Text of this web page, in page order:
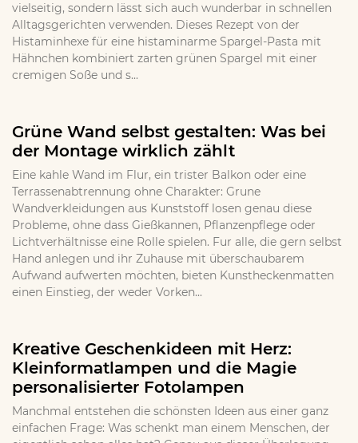
vielseitig, sondern lässt sich auch wunderbar in schnellen
Alltagsgerichten verwenden. Dieses Rezept von der
Histaminhexe für eine histaminarme Spargel-Pasta mit
Hähnchen kombiniert zarten grünen Spargel mit einer
cremigen Soße und s...
Grüne Wand selbst gestalten: Was bei
der Montage wirklich zählt
Eine kahle Wand im Flur, ein trister Balkon oder eine
Terrassenabtrennung ohne Charakter: Grune
Wandverkleidungen aus Kunststoff losen genau diese
Probleme, ohne dass Gießkannen, Pflanzenpflege oder
Lichtverhältnisse eine Rolle spielen. Fur alle, die gern selbst
Hand anlegen und ihr Zuhause mit überschaubarem
Aufwand aufwerten möchten, bieten Kunstheckenmatten
einen Einstieg, der weder Vorken...
Kreative Geschenkideen mit Herz:
Kleinformatlampen und die Magie
personalisierter Fotolampen
Manchmal entstehen die schönsten Ideen aus einer ganz
einfachen Frage: Was schenkt man einem Menschen, der